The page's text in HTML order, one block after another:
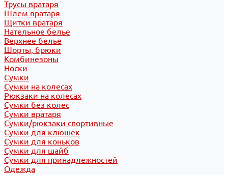
Трусы вратаря
Шлем вратаря
Щитки вратаря
Нательное белье
Верхнее белье
Шорты, брюки
Комбинезоны
Носки
Сумки
Сумки на колесах
Рюкзаки на колесах
Сумки без колес
Сумки вратаря
Сумки/рюкзаки спортивные
Сумки для клюшек
Сумки для коньков
Сумки для шайб
Сумки для принадлежностей
Одежда